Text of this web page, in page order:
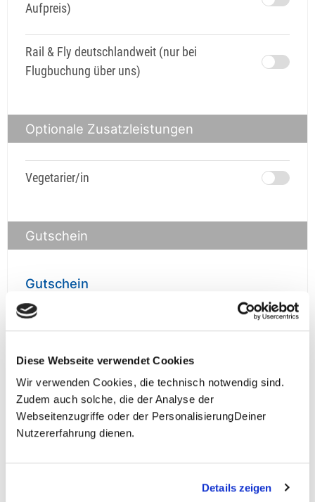
Diese Webseite verwendet Cookies
Wir verwenden Cookies, die technisch notwendig sind.
Zudem auch solche, die der Analyse der
Webseitenzugriffe oder der PersonalisierungDeiner
Nutzererfahrung dienen.
Details zeigen
Aufpreis)
Rail & Fly deutschlandweit (nur bei
Flugbuchung über uns)
Optionale Zusatzleistungen
Vegetarier/in
Gutschein
Gutschein
prüfen
**Halbes Doppelzimmer: Zwei gleichgeschlechtliche
Personen teilen sich die Unterkunft. Wir berechnen (je
nach Reise) bei Buchung entweder den halben, einen
Finden wir eine/n Partner/in, dann erhältst Du den